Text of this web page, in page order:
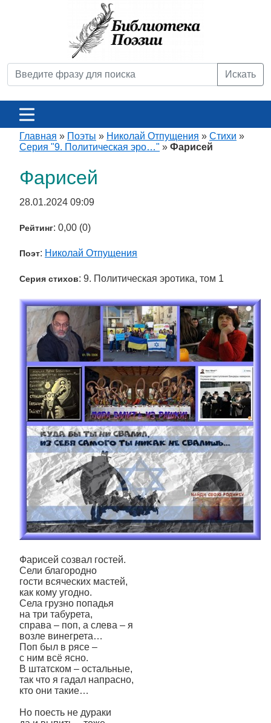
Искать
Главная » Поэты » Николай Отпущения » Стихи »
Серия "9. Политическая эро…" » Фарисей
Фарисей
28.01.2024 09:09
Рейтинг: 0,00 (0)
Поэт: Николай Отпущения
Серия стихов: 9. Политическая эротика, том 1
Фарисей созвал гостей.
Сели благородно
гости всяческих мастей,
как кому угодно.
Села грузно попадья
на три табурета,
справа – поп, а слева – я
возле винегрета…
Поп был в рясе –
с ним всё ясно.
В штатском – остальные,
так что я гадал напрасно,
кто они такие…
Но поесть не дураки